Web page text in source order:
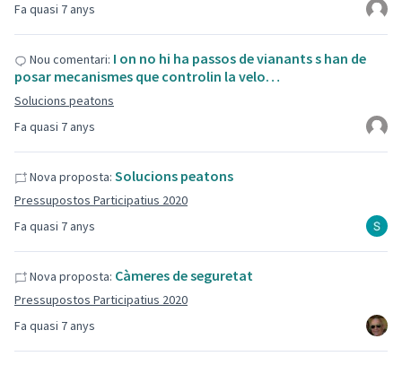
Fa quasi 7 anys
Fa quasi 7 anys
Nou comentari: I on no hi ha passos de vianants s han de
posar mecanismes que controlin la velo…
Solucions peatons
Fa quasi 7 anys
Nova proposta: Solucions peatons
Pressupostos Participatius 2020
Fa quasi 7 anys
Nova proposta: Càmeres de seguretat
Pressupostos Participatius 2020